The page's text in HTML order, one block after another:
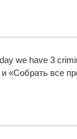
we have 3
«Собрать все